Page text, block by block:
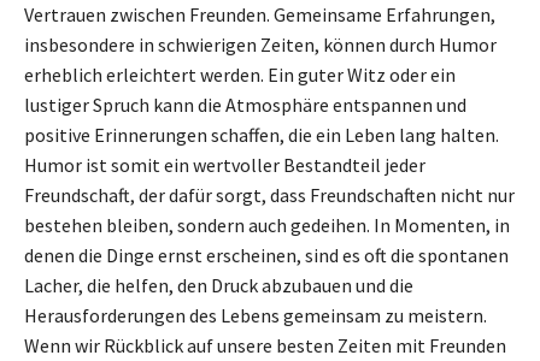
Vertrauen zwischen Freunden. Gemeinsame Erfahrungen,
insbesondere in schwierigen Zeiten, können durch Humor
erheblich erleichtert werden. Ein guter Witz oder ein
lustiger Spruch kann die Atmosphäre entspannen und
positive Erinnerungen schaffen, die ein Leben lang halten.
Humor ist somit ein wertvoller Bestandteil jeder
Freundschaft, der dafür sorgt, dass Freundschaften nicht nur
bestehen bleiben, sondern auch gedeihen. In Momenten, in
denen die Dinge ernst erscheinen, sind es oft die spontanen
Lacher, die helfen, den Druck abzubauen und die
Herausforderungen des Lebens gemeinsam zu meistern.
Wenn wir Rückblick auf unsere besten Zeiten mit Freunden